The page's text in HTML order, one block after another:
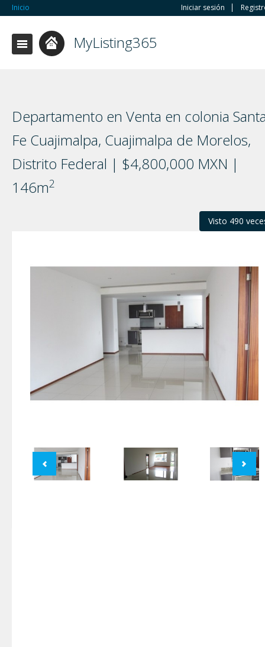
Inicio Iniciar sesión
MyListing365
Departamento en Venta en colonia
Fe Cuajimalpa, Cuajimalpa de Morelos,
Distrito Federal | $4,800,000 MXN |
146m2
Visto 490